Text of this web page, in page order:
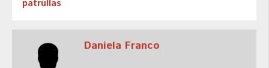
patrullas
Daniela Franco